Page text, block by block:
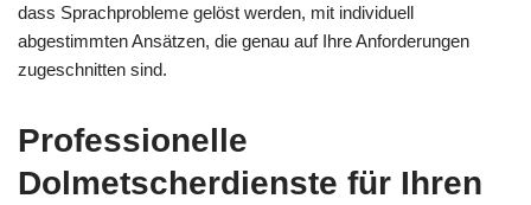
dass Sprachprobleme gelöst werden, mit individuell
abgestimmten Ansätzen, die genau auf Ihre Anforderungen
zugeschnitten sind.
Professionelle
Dolmetscherdienste für Ihren